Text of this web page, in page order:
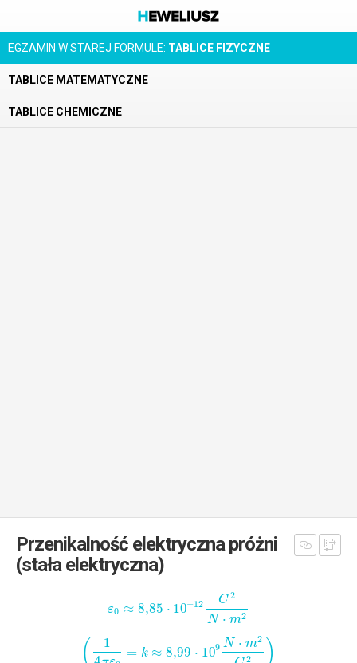
EGZAMIN W STAREJ FORMULE: TABLICE FIZYCZNE
TABLICE MATEMATYCZNE
TABLICE CHEMICZNE
Przenikalność elektryczna próżni
(stała elektryczna)
ε0 ≈ 8,85 ⋅ 10−12 C2
N ⋅ m2
(
1
= k ≈ 8,99 ⋅ 109 N ⋅ m2
2 )